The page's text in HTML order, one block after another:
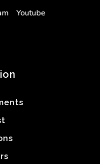
Youtube